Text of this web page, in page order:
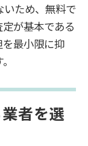
ため、無料で
が基本である
最小限に抑
者を選